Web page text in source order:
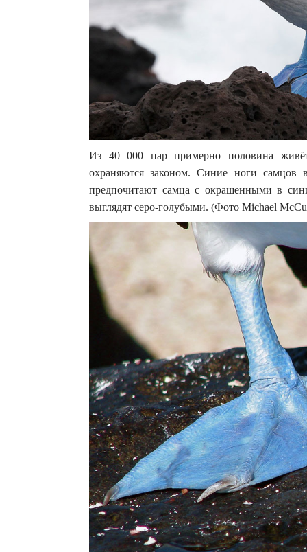
Из 40 000 пар примерно половина
охраняются законом. Синие ноги самцов
предпочитают самца с окрашенными в
выглядят серо-голубыми. (Фото Michael